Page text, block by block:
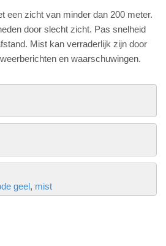
een zicht van minder dan 200 meter.
door slecht zicht. Pas snelheid
Mist kan verraderlijk zijn door
en waarschuwingen.
geel mist